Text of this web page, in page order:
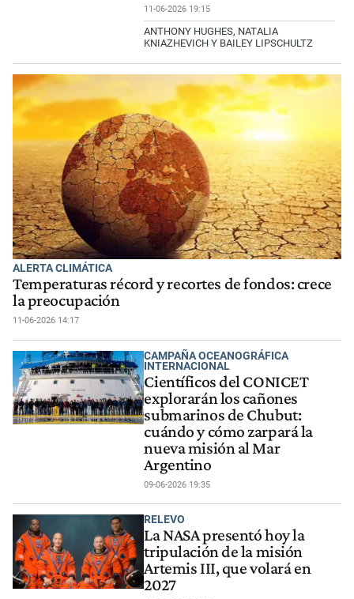
11-06-2026 19:15
ANTHONY HUGHES, NATALIA
KNIAZHEVICH Y BAILEY LIPSCHULTZ
ALERTA CLIMÁTICA
Temperaturas récord y recortes de fondos: crece
la preocupación
11-06-2026 14:17
CAMPAÑA OCEANOGRÁFICA
INTERNACIONAL
Científicos del CONICET
explorarán los cañones
submarinos de Chubut:
cuándo y cómo zarpará la
nueva misión al Mar
Argentino
09-06-2026 19:35
RELEVO
La NASA presentó hoy la
tripulación de la misión
Artemis III, que volará en
2027